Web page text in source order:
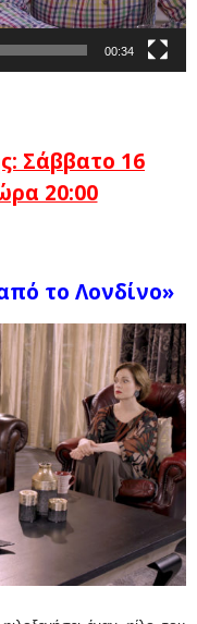
00:34
Σάββατο 16
20:00
το Λονδίνο»